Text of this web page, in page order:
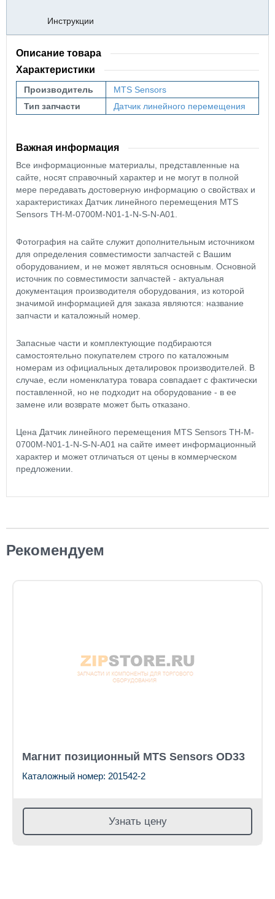
Инструкции
Описание товара
Характеристики
Производитель
MTS Sensors
Тип запчасти
Датчик линейного перемещения
Важная информация
Все информационные материалы, представленные на
сайте, носят справочный характер и не могут в полной
мере передавать достоверную информацию о свойствах и
характеристиках Датчик линейного перемещения MTS
Sensors TH-M-0700M-N01-1-N-S-N-A01.
Фотография на сайте служит дополнительным источником
для определения совместимости запчастей с Вашим
оборудованием, и не может являться основным. Основной
источник по совместимости запчастей - актуальная
документация производителя оборудования, из которой
значимой информацией для заказа являются: название
запчасти и каталожный номер.
Запасные части и комплектующие подбираются
самостоятельно покупателем строго по каталожным
номерам из официальных деталировок производителей. В
случае, если номенклатура товара совпадает с фактически
поставленной, но не подходит на оборудование - в ее
замене или возврате может быть отказано.
Цена Датчик линейного перемещения MTS Sensors TH-M-
0700M-N01-1-N-S-N-A01 на сайте имеет информационный
характер и может отличаться от цены в коммерческом
предложении.
Рекомендуем
Магнит позиционный MTS Sensors OD33
Каталожный номер: 201542-2
Узнать цену